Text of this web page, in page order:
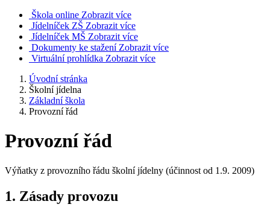
Škola online Zobrazit více
Jídelníček ZŠ Zobrazit více
Jídelníček MŠ Zobrazit více
Dokumenty ke stažení Zobrazit více
Virtuální prohlídka Zobrazit více
Úvodní stránka
Školní jídelna
Základní škola
Provozní řád
Provozní řád
Výňatky z provozního řádu školní jídelny (účinnost od 1.9. 2009)
1. Zásady provozu